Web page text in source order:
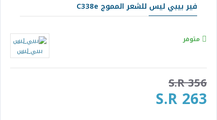
فير بيبي ليس للشعر المموج C338e
S.R 263
S.R 356
متوفر
بيبي ليس